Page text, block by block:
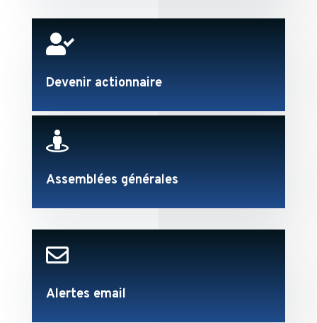

Devenir actionnaire

Assemblées générales

Alertes email